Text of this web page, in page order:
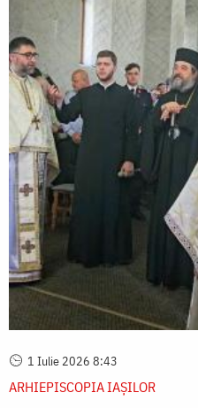
1 Iulie 2026 8:43
ARHIEPISCOPIA IAŞILOR